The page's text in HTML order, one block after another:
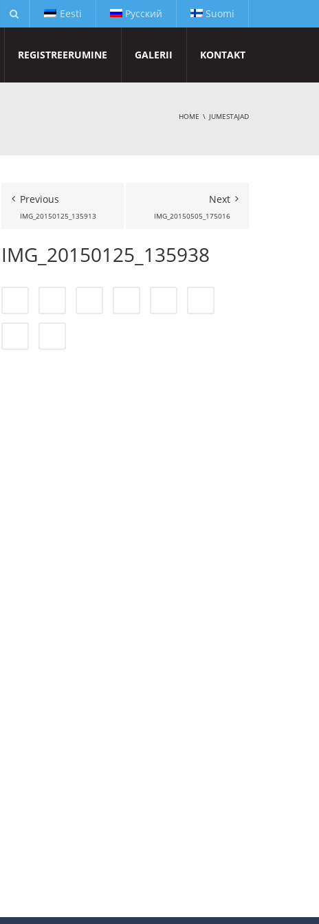
Eesti Русский Suomi
REGISTREERUMINE GALERII KONTAKT
HOME JUMESTAJAD
Previous
IMG_20150125_135913
Next
IMG_20150505_175016
IMG_20150125_135938